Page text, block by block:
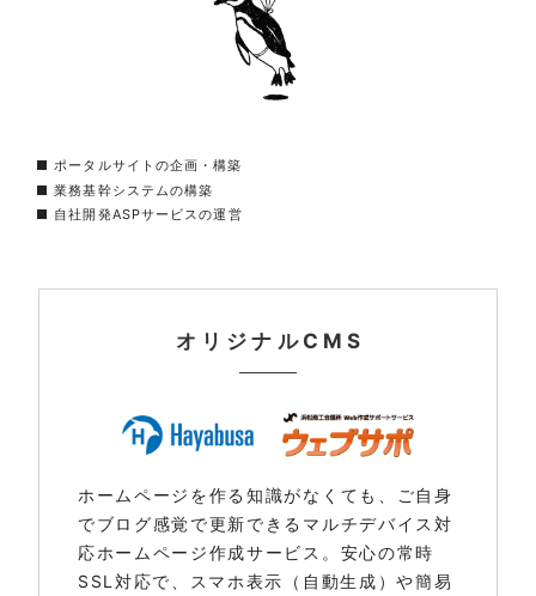
■ ポータルサイトの企画・構築
■ 業務基幹システムの構築
■ 自社開発ASPサービスの運営
オリジナルCMS
ホームページを作る知識がなくても、ご自身
でブログ感覚で更新できるマルチデバイス対
応ホームページ作成サービス。安心の常時
SSL対応で、スマホ表示（自動生成）や簡易